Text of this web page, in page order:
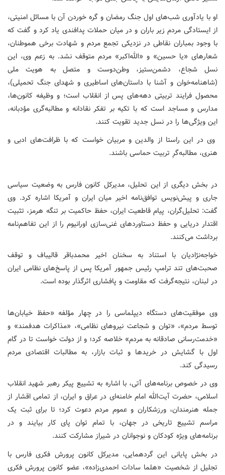
او با یادآوری شب‌های اول جنگ رمضان و گره خوردن آن با مسائل امنیتی،
از ایستادگی مردم زیر باران و در میان حملات پدافندی یاد کرد و گفت که
با وجود بمباران نقاطی در نزدیکی تجمع مردم و شهادت برخی هموطنان،
شعارهای «یا حسین» و «الله‌اکبر» مردم متوقف نشد. به زعم وی، این
نسل شجاع، دشمن‌ستیز، وطن‌دوست و متصل به هویت ملی
(شاهنامه‌خوان و آشنا با داستان‌های اساطیری و شهدای جنگ تحمیلی)،
محصول فرایند تربیتی دهه‌های پس از انقلاب است؛ و وظیفه کانون‌ها،
مدارس و مساجد است که با تکیه بر تفکر نقادانه و مطالبه‌گری مؤدبانه،
این ویژگی‌ها را در نسل جدید تقویت کنند.
وی در این راستا از والدین و مربیان خواست که با ظرافت‌های ادبی و
هنری، مطالبه‌گرِ تربیت حماسی باشند.
در بخش دیگری از این تحلیل، مدیرکل کانون فارس به وضعیت سیاسی
جاری و پیش‌نویس توافق‌نامه اخیر میان ایران و آمریکا اشاره کرد. وی
گفت: تحلیل‌گران، پیام قاطعیت ایران، حفظ حاکمیت بر تنگه هرمز، تثبیت
اقتدار دریایی و حفظ دستاوردهای غنی‌سازی اورانیوم را از این تفاهم‌نامه
برداشت می‌کنند.
خواجه‌نژادیان با استناد به سخنان اخیر محمدباقر قالیباف و توقف
صحبت‌های تند ترامپ رئیس جمهور آمریکا پس از پاسخ‌های نظامی ایران
در لبنان، نتیجه‌گرفت که مقاومت و پافشاری اثرگذار بوده است.
وی موفقیت‌های دستگاه دیپلماسی را در چهار مؤلفه «حفظ خیابان‌ها
توسط مردم»، «توان و شجاعت نیروهای نظامی»، «مذاکرات هدفمند» و
«خدمت‌رسانی صادقانه به مردم» خلاصه کرد؛ و از دولت خواست تا در گام
اول با گشایش در خریدها و ثبات بازار، به مطالبات اقتصادی مردم
رسیدگی کند.
وی در خصوص برنامه‌های آتی، با اشاره به تشییع پیکر رهبر شهید انقلاب
اسلامی، حضرت آیت‌الله امام خامنه‌ای در عراق و ایران، از تمامی اقشار از
جمله هنرمندان، ورزشکاران و عموم مردم دعوت کرد؛ تا برای ثبت یک
مراسم تشییع تاریخی در جهان، با تمام توان پای کار بیایند و در
برنامه‌های ویژه کودکان و نوجوانان در شیراز مشارکت کنند.
در بخش پایانی این گردهمایی، مدیرکل کانون پرورش فکری فارس با
تجلیل از شخصیت «هلما سادات احمدی‌زاده»، عضو کانون پرورش فکری